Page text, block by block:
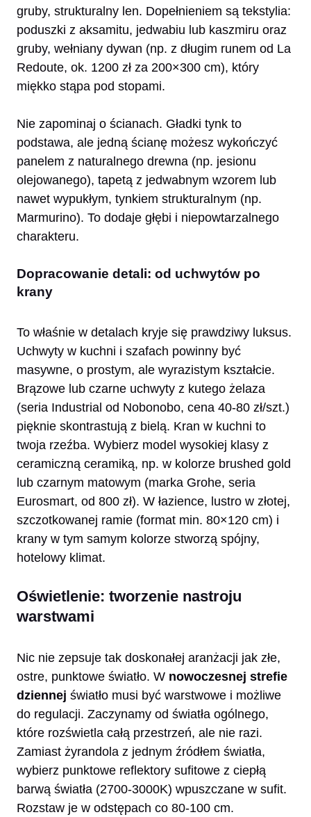
gruby, strukturalny len. Dopełnieniem są tekstylia:
poduszki z aksamitu, jedwabiu lub kaszmiru oraz
gruby, wełniany dywan (np. z długim runem od La
Redoute, ok. 1200 zł za 200×300 cm), który
miękko stąpa pod stopami.
Nie zapominaj o ścianach. Gładki tynk to
podstawa, ale jedną ścianę możesz wykończyć
panelem z naturalnego drewna (np. jesionu
olejowanego), tapetą z jedwabnym wzorem lub
nawet wypukłym, tynkiem strukturalnym (np.
Marmurino). To dodaje głębi i niepowtarzalnego
charakteru.
Dopracowanie detali: od uchwytów po
krany
To właśnie w detalach kryje się prawdziwy luksus.
Uchwyty w kuchni i szafach powinny być
masywne, o prostym, ale wyrazistym kształcie.
Brązowe lub czarne uchwyty z kutego żelaza
(seria Industrial od Nobonobo, cena 40-80 zł/szt.)
pięknie skontrastują z bielą. Kran w kuchni to
twoja rzeźba. Wybierz model wysokiej klasy z
ceramiczną ceramiką, np. w kolorze brushed gold
lub czarnym matowym (marka Grohe, seria
Eurosmart, od 800 zł). W łazience, lustro w złotej,
szczotkowanej ramie (format min. 80×120 cm) i
krany w tym samym kolorze stworzą spójny,
hotelowy klimat.
Oświetlenie: tworzenie nastroju
warstwami
Nic nie zepsuje tak doskonałej aranżacji jak złe,
ostre, punktowe światło. W nowoczesnej strefie
dziennej światło musi być warstwowe i możliwe
do regulacji. Zaczynamy od światła ogólnego,
które rozświetla całą przestrzeń, ale nie razi.
Zamiast żyrandola z jednym źródłem światła,
wybierz punktowe reflektory sufitowe z ciepłą
barwą światła (2700-3000K) wpuszczane w sufit.
Rozstaw je w odstępach co 80-100 cm.